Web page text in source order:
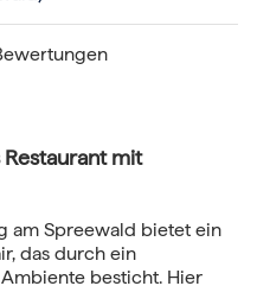
mit
am Spreewald bietet ein
das durch ein
besticht. Hier